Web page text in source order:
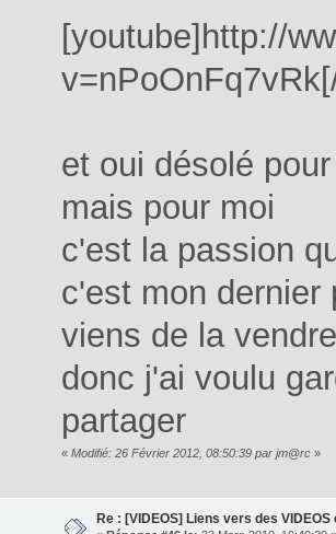
[youtube]http://
et oui désolé
mais pour moi
c'est la passion
c'est mon dernier
viens de la vendre
donc j'ai voulu
partager
« Modifié: 26 Février 2012, 08:50:39 par jm@rc»
Re : [VIDEOS] Liens vers des